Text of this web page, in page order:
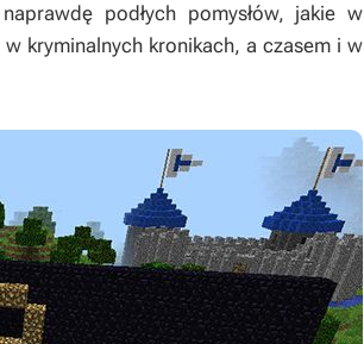
podłych pomysłów, jakie w
kryminalnych kronikach, a czasem i w